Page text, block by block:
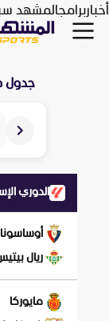
أخباربرامجالمشهد
جدول
الدوري
أوساسونا
ريال
مايوركا